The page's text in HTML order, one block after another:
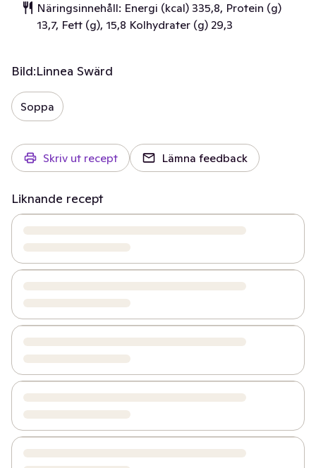
Näringsinnehåll: Energi (kcal) 335,8, Protein (g)
13,7, Fett (g), 15,8 Kolhydrater (g) 29,3
Bild:Linnea Swärd
Soppa
Skriv ut recept Lämna feedback
Liknande recept